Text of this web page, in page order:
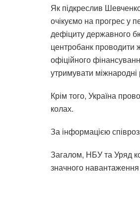
Як підкреслив
очікуємо на прогрес у
дефіциту державного
центробанк проводити
офіційного
утримувати
Крім того, Україна
колах.
За інформацією
Загалом, НБУ та Уряд
значного